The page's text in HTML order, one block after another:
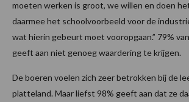
moeten werken is groot, we willen en doen
daarmee het schoolvoorbeeld voor de
wat hierin gebeurt moet vooropgaan.” 79%
geeft aan niet genoeg waardering te krijgen.
De boeren voelen zich zeer betrokken bij de
platteland. Maar liefst 98% geeft aan dat ze